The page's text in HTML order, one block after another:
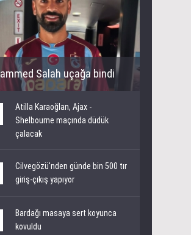
Salah uçağa bindi
Atilla Karaoğlan, Ajax -
Shelbourne maçında düdük
çalacak
Cilvegözü'nden günde bin 500 tır
giriş-çıkış yapıyor
Bardağı masaya sert koyunca
kovuldu